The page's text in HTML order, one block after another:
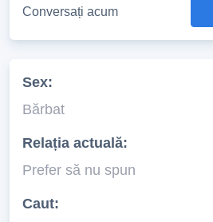
Conversați acum
Sex:
Bărbat
Relația actuală:
Prefer să nu spun
Caut: